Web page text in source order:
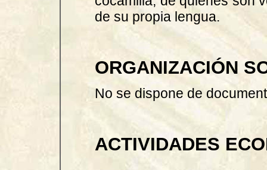
de su propia lengua.
ORGANIZACIÓN
No se dispone de
ACTIVIDADES